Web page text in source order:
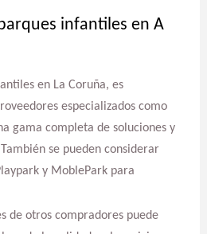
infantiles en A
en La Coruña, es
especializados como
gama completa de soluciones y
se pueden considerar
y MoblePark para
de otros compradores puede